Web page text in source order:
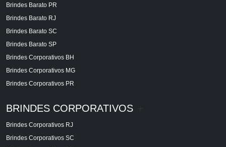
Brindes Barato PR
Brindes Barato RJ
Brindes Barato SC
Brindes Barato SP
Brindes Corporativos BH
Brindes Corporativos MG
Brindes Corporativos PR
BRINDES CORPORATIVOS
Brindes Corporativos RJ
Brindes Corporativos SC